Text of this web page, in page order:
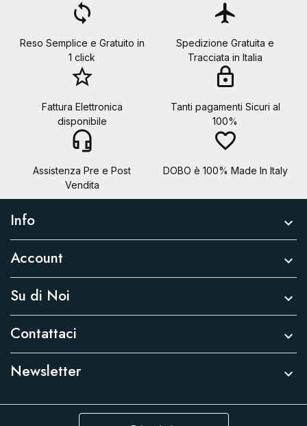
loop
Reso Semplice e Gratuito in
1 click
flight
Spedizione Gratuita e
Tracciata in Italia
star_border
Fattura Elettronica
disponibile
lock
Tanti pagamenti Sicuri al
100%
headset_mic
Assistenza Pre e Post
Vendita
favorite_border
DOBO è 100% Made In Italy
Info 
Account 
Su di Noi 
Contattaci 
Newsletter 